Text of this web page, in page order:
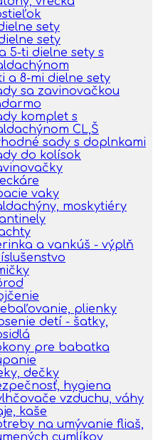
sety
sety
5-ti dielne sety s
a 8-mi dielne sety
sa zavinovačkou
komplet s
CL,Š
sady s doplnkami
do kolísok
vaky
moskytiéry
a vankúš - výplň
plienky
detí - šatky,
pre babatka
dečky
hygiena
vzduchu, váhy
kaše
na umývanie fliaš,
cumlíkov